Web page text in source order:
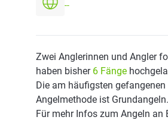
--
Zwei Anglerinnen und Angler
haben bisher 6 Fänge
Die am häufigsten
Angelmethode ist Grundangeln.
Für mehr Infos zum Angeln an